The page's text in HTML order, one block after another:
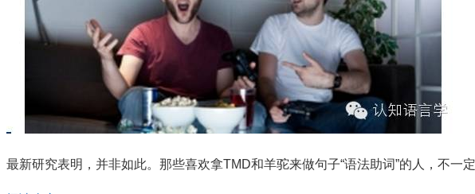
最新研究表明，并非如此。那些喜欢拿TMD和羊驼来做句子“语法助词”的人，不一